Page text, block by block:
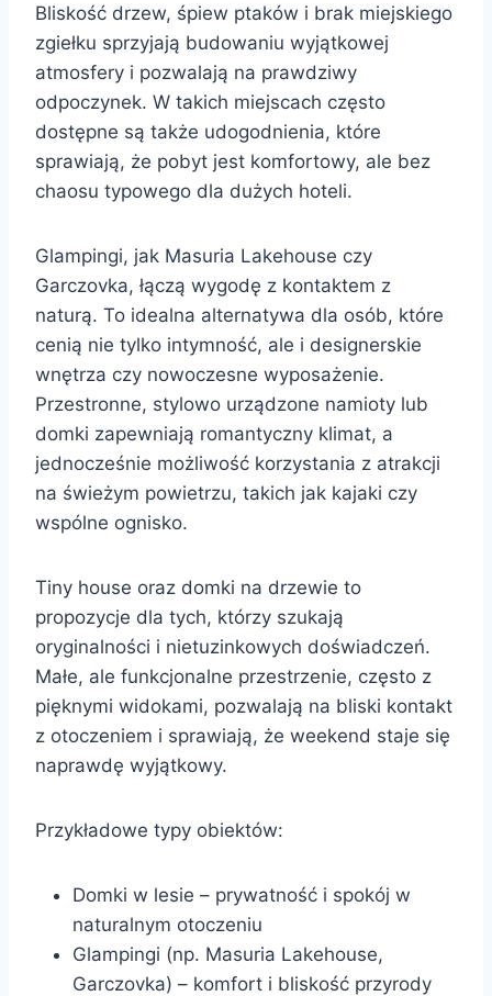
Bliskość drzew, śpiew ptaków i brak miejskiego
zgiełku sprzyjają budowaniu wyjątkowej
atmosfery i pozwalają na prawdziwy
odpoczynek. W takich miejscach często
dostępne są także udogodnienia, które
sprawiają, że pobyt jest komfortowy, ale bez
chaosu typowego dla dużych hoteli.
Glampingi, jak Masuria Lakehouse czy
Garczovka, łączą wygodę z kontaktem z
naturą. To idealna alternatywa dla osób, które
cenią nie tylko intymność, ale i designerskie
wnętrza czy nowoczesne wyposażenie.
Przestronne, stylowo urządzone namioty lub
domki zapewniają romantyczny klimat, a
jednocześnie możliwość korzystania z atrakcji
na świeżym powietrzu, takich jak kajaki czy
wspólne ognisko.
Tiny house oraz domki na drzewie to
propozycje dla tych, którzy szukają
oryginalności i nietuzinkowych doświadczeń.
Małe, ale funkcjonalne przestrzenie, często z
pięknymi widokami, pozwalają na bliski kontakt
z otoczeniem i sprawiają, że weekend staje się
naprawdę wyjątkowy.
Przykładowe typy obiektów:
Domki w lesie – prywatność i spokój w
naturalnym otoczeniu
Glampingi (np. Masuria Lakehouse,
Garczovka) – komfort i bliskość przyrody